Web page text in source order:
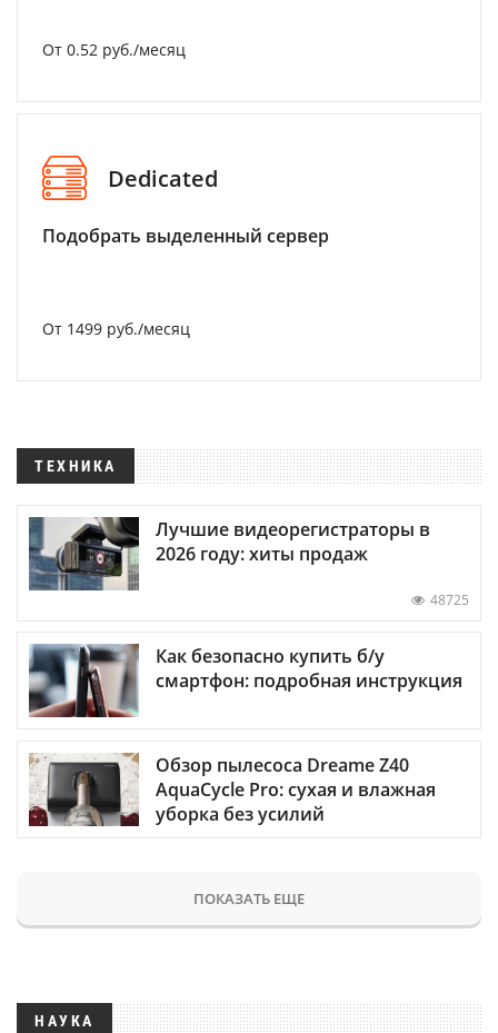
От 0.52 руб./месяц
Dedicated
Подобрать выделенный сервер
От 1499 руб./месяц
ТЕХНИКА
Лучшие видеорегистраторы в
2026 году: хиты продаж
48725
Как безопасно купить б/у
смартфон: подробная инструкция
Обзор пылесоса Dreame Z40
AquaCycle Pro: сухая и влажная
уборка без усилий
ПОКАЗАТЬ ЕЩЕ
НАУКА